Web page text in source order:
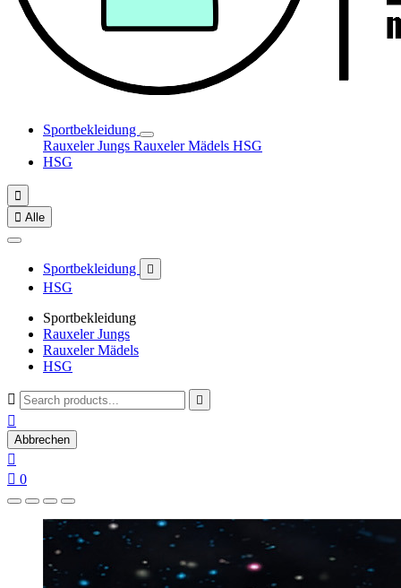
Sportbekleidung
Rauxeler Jungs Rauxeler Mädels HSG
HSG

 Alle
Sportbekleidung 
HSG
Sportbekleidung
Rauxeler Jungs
Rauxeler Mädels
HSG
 

Abbrechen

 0